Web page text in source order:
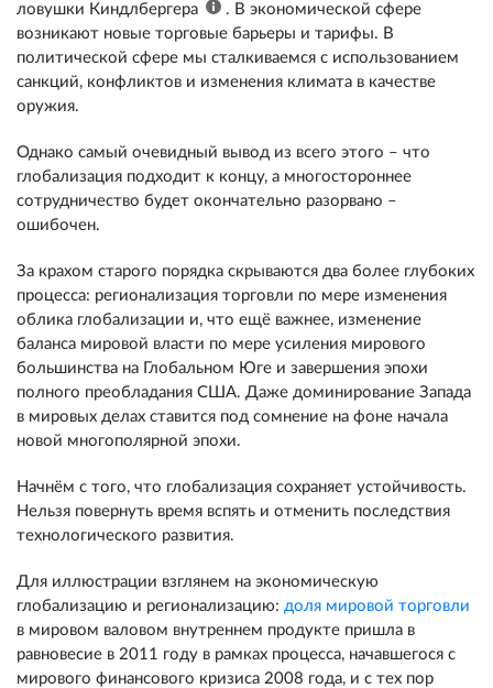
ловушки Киндлбергера
. В экономической сфере
возникают новые торговые барьеры и тарифы. В
политической сфере мы сталкиваемся с использованием
санкций, конфликтов и изменения климата в качестве
оружия.
Однако самый очевидный вывод из всего этого – что
глобализация подходит к концу, а многостороннее
сотрудничество будет окончательно разорвано –
ошибочен.
За крахом старого порядка скрываются два более глубоких
процесса: регионализация торговли по мере изменения
облика глобализации и, что ещё важнее, изменение
баланса мировой власти по мере усиления мирового
большинства на Глобальном Юге и завершения эпохи
полного преобладания США. Даже доминирование Запада
в мировых делах ставится под сомнение на фоне начала
новой многополярной эпохи.
Начнём с того, что глобализация сохраняет устойчивость.
Нельзя повернуть время вспять и отменить последствия
технологического развития.
Для иллюстрации взглянем на экономическую
глобализацию и регионализацию: доля мировой торговли
в мировом валовом внутреннем продукте пришла в
равновесие в 2011 году в рамках процесса, начавшегося с
мирового финансового кризиса 2008 года, и с тех пор